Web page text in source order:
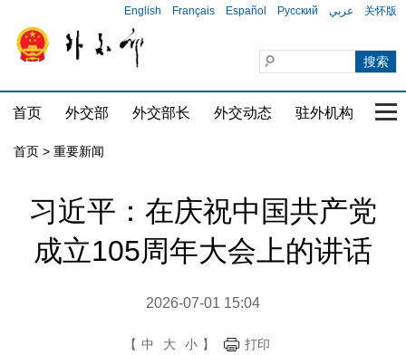
English Français Español Русский عربي 关怀版
首页 外交部 外交部长 外交动态 驻外机构 国
首页 > 重要新闻
​习近平：在庆祝中国共产党
成立105周年大会上的讲话
2026-07-01 15:04
【 中 大 小 】 打印